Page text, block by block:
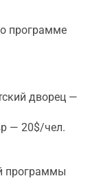
программе
дворец —
— 20$/чел.
программы